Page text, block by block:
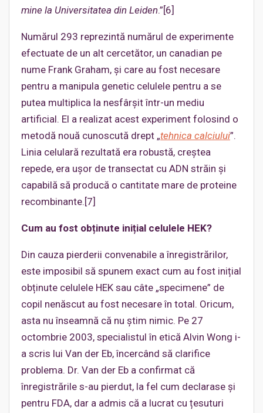
mine la Universitatea din Leiden.”[6]
Numărul 293 reprezintă numărul de experimente
efectuate de un alt cercetător, un canadian pe
nume Frank Graham, și care au fost necesare
pentru a manipula genetic celulele pentru a se
putea multiplica la nesfârșit într-un mediu
artificial. El a realizat acest experiment folosind o
metodă nouă cunoscută drept „tehnica calciului”.
Linia celulară rezultată era robustă, creștea
repede, era ușor de transectat cu ADN străin și
capabilă să producă o cantitate mare de proteine
recombinante.[7]
Cum au fost obținute inițial celulele HEK?
Din cauza pierderii convenabile a înregistrărilor,
este imposibil să spunem exact cum au fost inițial
obținute celulele HEK sau câte „specimene” de
copil nenăscut au fost necesare în total. Oricum,
asta nu înseamnă că nu știm nimic. Pe 27
octombrie 2003, specialistul în etică Alvin Wong i-
a scris lui Van der Eb, încercând să clarifice
problema. Dr. Van der Eb a confirmat că
înregistrările s-au pierdut, la fel cum declarase și
pentru FDA, dar a admis că a lucrat cu țesuturi